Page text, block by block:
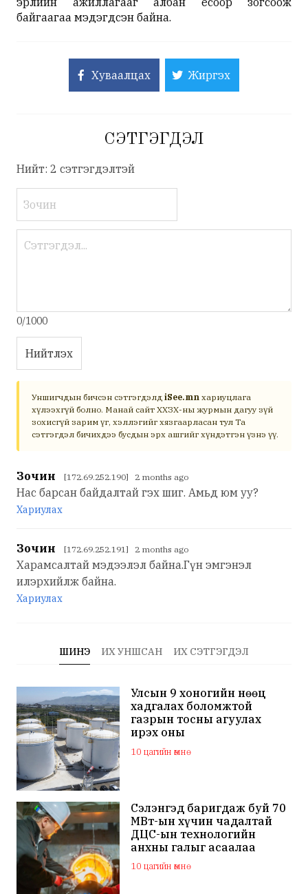
байгаагаа мэдэгдсэн байна.
Хуваалцах Жиргэх
СЭТГЭГДЭЛ
Нийт: 2 сэтгэгдэлтэй
0/1000
Нийтлэх
Уншигчдын бичсэн сэтгэгдэлд iSee.mn хариуцлага
хүлээхгүй болно. Манай сайт ХХЗХ-ны журмын дагуу зүй
зохисгүй зарим үг, хэллэгийг хязгаарласан тул Та
сэтгэгдэл бичихдээ бусдын эрх ашгийг хүндэтгэн үзнэ үү.
Зочин [172.69.252.190] 2 months ago
Нас барсан байдалтай гэх шиг. Амьд юм уу?
Хариулах
Зочин [172.69.252.191] 2 months ago
Харамсалтай мэдээлэл байна.Гүн эмгэнэл
илэрхийлж байна.
Хариулах
ШИНЭ ИХ УНШСАН ИХ СЭТГЭГДЭЛ
Улсын 9 хоногийн нөөц
хадгалах боломжтой
газрын тосны агуулах
ирэх оны
арванхоёрдугаар сар
ашиглалтад орно
10 цагийн өмнө
Сэлэнгэд баригдаж буй 70
МВт-ын хүчин чадалтай
ДЦС-ын технологийн
анхны галыг асаалаа
10 цагийн өмнө